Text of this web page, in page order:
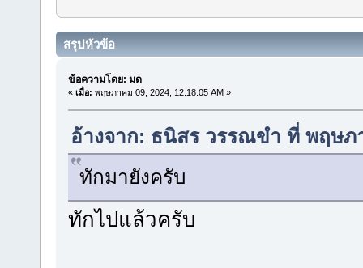
สรุปหัวข้อ
ข้อความโดย: มด
« เมื่อ: พฤษภาคม 09, 2024, 12:18:05 AM »
อ้างจาก: ธนิสร วรรณขำ ที่ พฤษภ
ทักมายังครับ
ทักไปแล้วครับ